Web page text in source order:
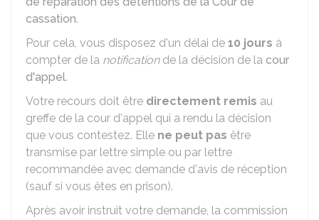
cassation.
Pour cela, vous disposez d'un délai de 10 jours à
compter de la notificationde la décision de la cour
d'appel.
Votre recours doit être directement remis au
greffe de la cour d'appel qui a rendu la décision
que vous contestez. Elle ne peut pas être
transmise par lettre simple ou par lettre
recommandée avec demande d'avis de réception
(sauf si vous êtes en prison).
Après avoir instruit votre demande, la commission